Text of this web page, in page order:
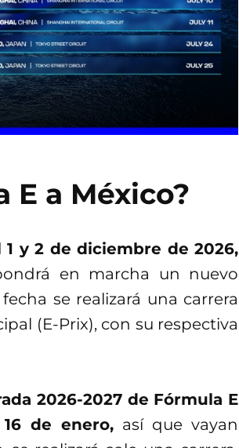
E a México?
y 2 de diciembre de 2026,
en marcha un nuevo
se realizará una carrera
(E-Prix), con su respectiva
2026-2027 de Fórmula E
de enero,así que vayan